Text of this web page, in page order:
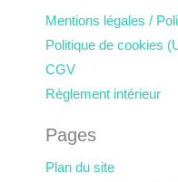
Mentions légales /
Politique de cookies
CGV
Règlement intérieur
Pages
Plan du site